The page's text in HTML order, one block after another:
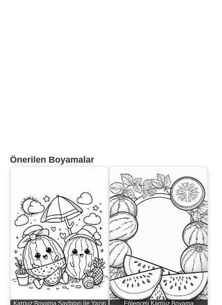
Önerilen Boyamalar
Karpuz Boyama Sayfaları ile Yazın
Eğlenceli Karpuz Boyama